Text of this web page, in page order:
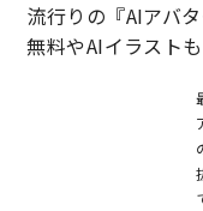
流行りの『AIアバ
無料やAIイラスト